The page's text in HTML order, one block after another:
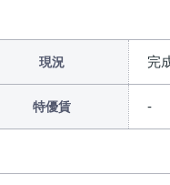
現況 完
特優賃